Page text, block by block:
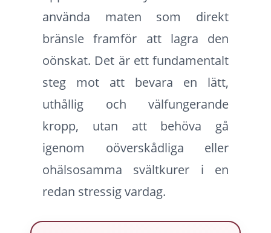
använda maten som direkt
bränsle framför att lagra den
oönskat. Det är ett fundamentalt
steg mot att bevara en lätt,
uthållig och välfungerande
kropp, utan att behöva gå
igenom oöverskådliga eller
ohälsosamma svältkurer i en
redan stressig vardag.